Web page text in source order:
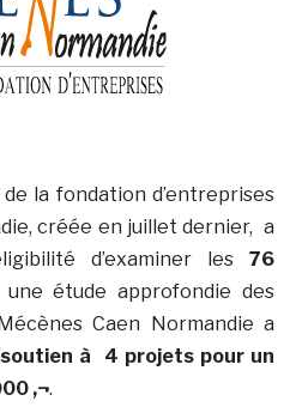
la fondation d’entreprises
créée en juillet dernier, a
d’examiner les76
étude approfondie des
Caen Normandie a
à 4 projets pour un
‚¬.